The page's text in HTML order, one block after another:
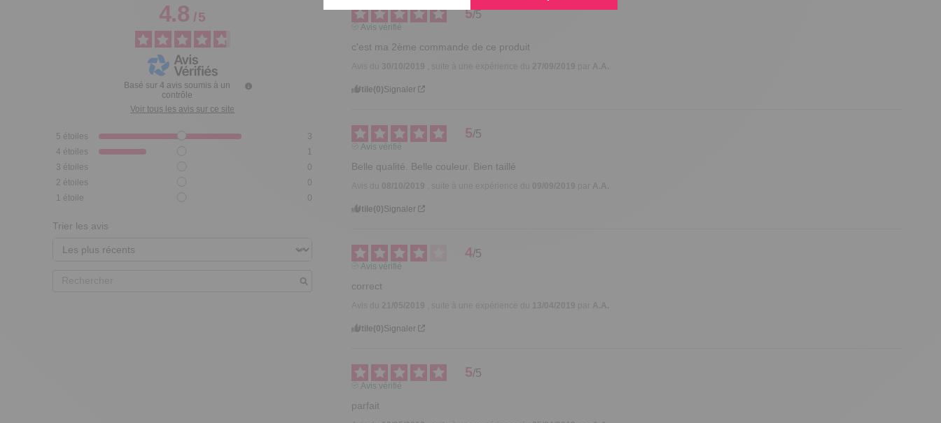
4.8/5
Basé sur 4 avis soumis à un
contrôle
Voir tous les avis sur ce site
5 étoiles
3
4 étoiles
1
3 étoiles
0
2 étoiles
0
1 étoile 0
Trier les avis
5/5
Avis vérifié
c'est ma 2ème commande de ce produit
30/10/2019 27/09/2019
Utile(0)Signaler
5/5
Avis vérifié
Belle qualité. Belle couleur. Bien taillé
A.A.
Utile(0)Signaler
4/5
Avis vérifié
correct
Utile(0)Signaler
5/5
Avis vérifié
parfait